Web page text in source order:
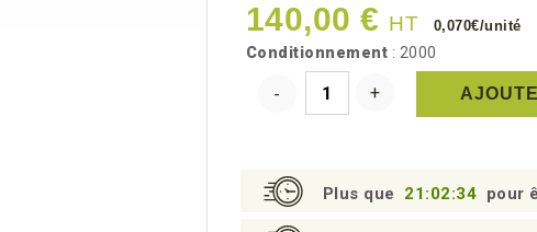
140,00 € HT 0,070€/unité
Conditionnement : 2000
Plus que 21:02:33 pour